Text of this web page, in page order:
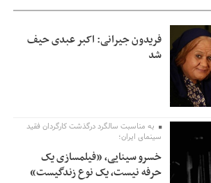
فریدون جیرانی: اکبر عبدی حیف
شد
به مناسبت سالگرد درگذشت کارگردان فقید
سینمای ایران؛
خسرو سینایی، «فیلمسازی یک
حرفه نیست، یک نوع زندگیست»